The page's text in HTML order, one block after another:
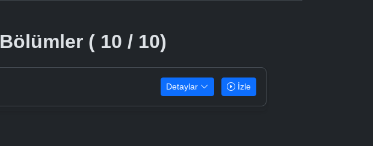
Bölümler ( 10 / 10)
Detaylar İzle